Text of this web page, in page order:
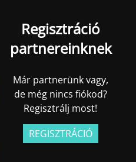
Regisztráció
partnereinknek
Már partnerünk vagy,
de még nincs fiókod?
Regisztrálj most!
REGISZTRÁCIÓ